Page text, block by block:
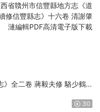
省贛州市信豐縣地方志《道
修信豐縣志》十六卷 清謝肇
漣編輯PDF高清電子版下載
》全二卷 蔣毅夫修 駱少鶴
30